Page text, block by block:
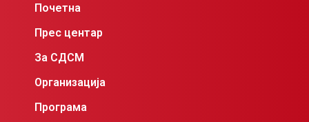
Почетна
Прес центар
За СДСМ
Организација
Програма